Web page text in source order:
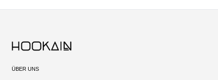
ÜBER UNS